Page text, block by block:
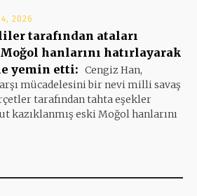
4, 2026
tarafından ataları
hanlarını hatırlayarak
yemin etti: Cengiz Han,
mücadelesini bir nevi milli savaş
tarafından tahta eşekler
kazıklanmış eski Moğol hanlarını